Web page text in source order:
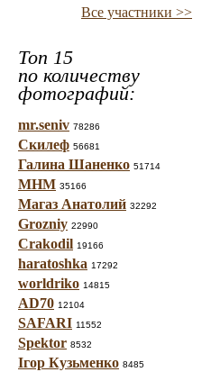
Все участники >>
Топ 15
по количеству
фотографий:
mr.seniv 78286
Скилеф 56681
Галина Шаненко 51714
МНМ 35166
Магаз Анатолий 32292
Grozniy 22990
Crakodil 19166
haratoshka 17292
worldriko 14815
AD70 12104
SAFARI 11552
Spektor 8532
Ігор Кузьменко 8485